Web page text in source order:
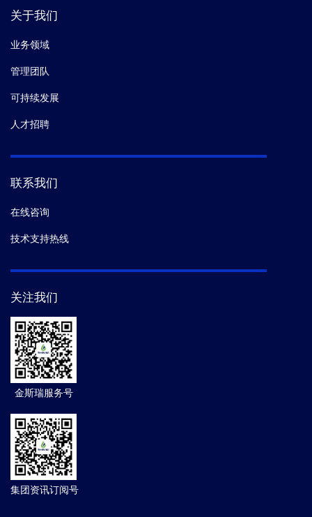
关于我们
业务领域
管理团队
可持续发展
人才招聘
联系我们
在线咨询
技术支持热线
关注我们
金斯瑞服务号
集团资讯订阅号